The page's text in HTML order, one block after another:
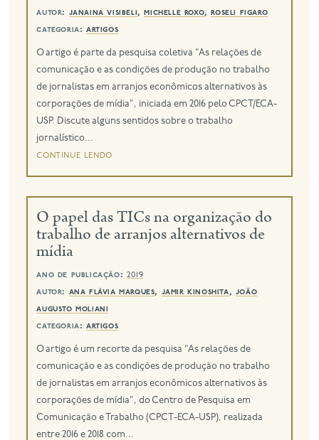
autor: janaina visibeli,michelle roxo,roseli figaro
categoria: artigos
O artigo é parte da pesquisa coletiva “As relações de
comunicação e as condições de produção no trabalho
de jornalistas em arranjos econômicos alternativos às
corporações de mídia”, iniciada em 2016 pelo CPCT/ECA-
USP. Discute alguns sentidos sobre o trabalho
jornalístico...
continue lendo
O papel das TICs na organização do
trabalho de arranjos alternativos de
mídia
ano de publicação: 2019
autor: ana flávia marques, jamir kinoshita, joão
augusto moliani
categoria: artigos
O artigo é um recorte da pesquisa “As relações de
comunicação e as condições de produção no trabalho
de jornalistas em arranjos econômicos alternativos às
corporações de mídia”, do Centro de Pesquisa em
Comunicação e Trabalho (CPCT-ECA-USP), realizada
entre 2016 e 2018 com...